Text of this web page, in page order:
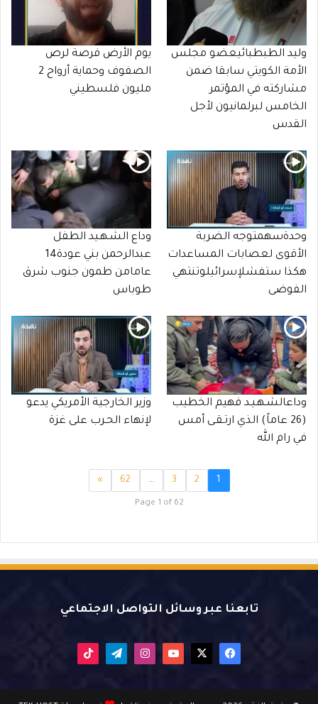
وليد الطبطبائيعضو مجلس
الأمة الكويتي سابقا ضمن
مشاركته في المؤتمر
الخامس لبرلمانيون لأجل
القدس
يوم الأرض فرصة لرص
الصفوف وحماية أرواح 2
مليون فلسطيني
وحدةسهمتوجه الضربة
الأقوى لعصابات المساعدات
هكذا ستفشلإسرائيلوتنتهي
الفوضى
وداع الشـهـيد الطفل
عبدالرحمن بني عودة14
عامامن طمون جنوب شرق
طوباس
وداعالشـهـيـد فهيم الخطيب
(26 عاماً) الذي ارتـقـى أمس
في رام الله
وزير الخارجية الأمريكي يدعو
لإنهاء الحـرب على غزة
1
2
3
…
62
»
Page 1 of 62
تابعنا عبر وسائل التواصل الاجتماعي
فيسبوك يوتيوب انستقرام تيلقرام